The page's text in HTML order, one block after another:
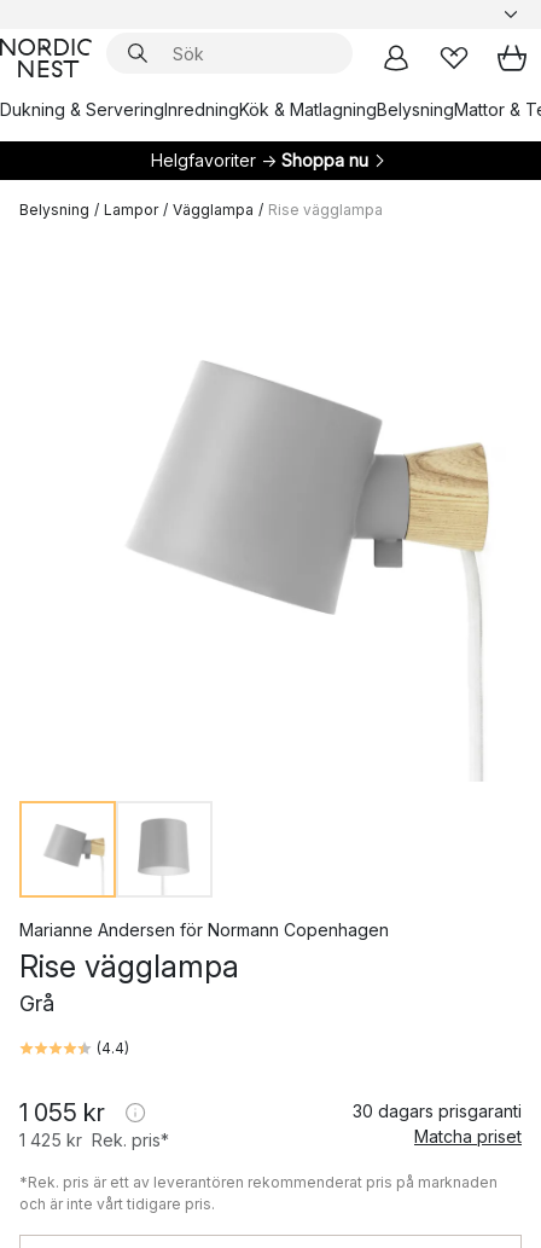
Dukning & ServeringInredningKök & MatlagningBelysningMattor &
Helgfavoriter → Shoppa nu
Belysning / Lampor / Vägglampa / Rise vägglampa
Marianne Andersen för Normann Copenhagen
Rise vägglampa
Grå
(4.4)
1 055 kr
1 425 kr Rek. pris*
30 dagars prisgaranti
Matcha priset
*Rek. pris är ett av leverantören rekommenderat pris på marknaden
och är inte vårt tidigare pris.